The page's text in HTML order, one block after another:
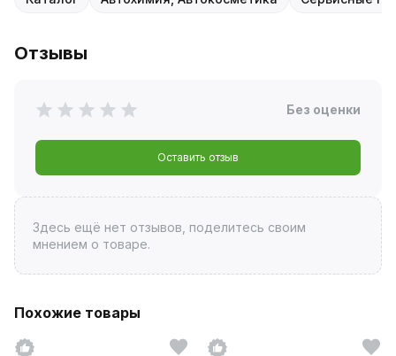
Отзывы
Без оценки
Оставить отзыв
Здесь ещё нет отзывов, поделитесь своим
мнением о товаре.
Похожие товары